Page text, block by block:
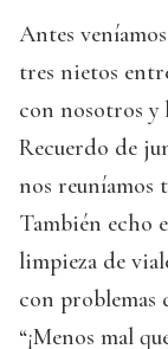
Antes
tres nietos
con nosotros y
Recuerdo de
nos reuníamos
También echo
limpieza de
con problemas
“¡Menos mal